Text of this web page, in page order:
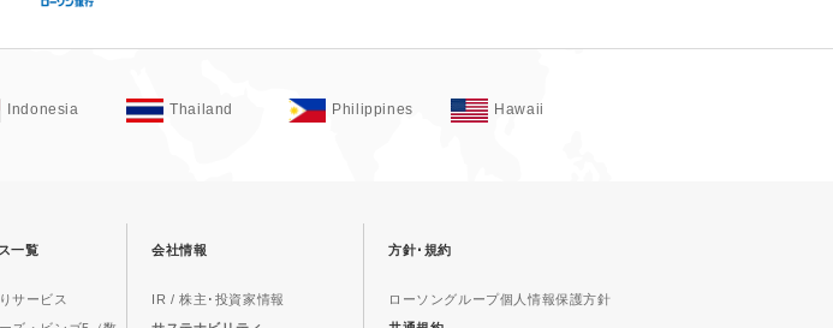
Indonesia Thailand Philippines Hawaii
一覧
サービス
会社情報
IR / 株主･投資家情報
方針･規約
ローソングループ個人情報保護方針